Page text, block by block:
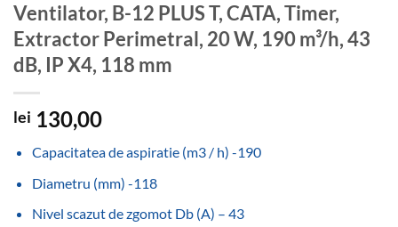
wishlist
Ventilator, B-12 PLUS T, CATA, Timer,
Extractor Perimetral, 20 W, 190 m³/h, 43
dB, IP X4, 118 mm
lei 130,00
Capacitatea de aspiratie (m3 / h) -190
Diametru (mm) -118
Nivel scazut de zgomot Db (A) – 43